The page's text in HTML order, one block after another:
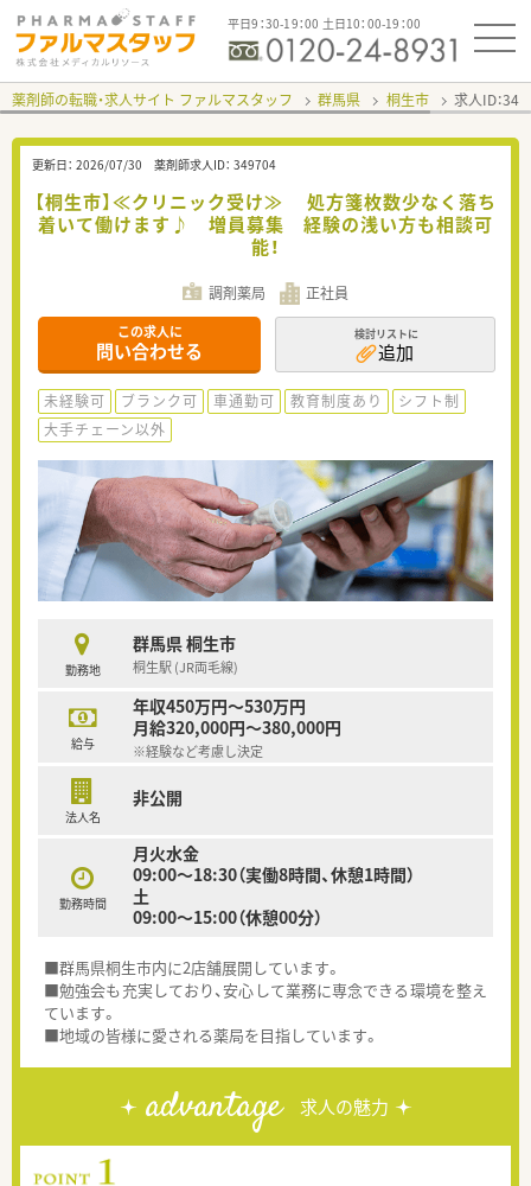
平日9：30-19：00 土日10：00-19：00
薬剤師の転職・求人サイト ファルマスタッフ 群馬県 桐生市 求人ID：
更新日： 2026/07/30 薬剤師求人ID： 349704
【桐生市】≪クリニック受け≫ 処方箋枚数少なく落ち
着いて働けます♪ 増員募集 経験の浅い方も相談可
能！
調剤薬局 正社員
この求人に
問い合わせる
検討リストに
追加
未経験可 ブランク可 車通勤可 教育制度あり
シフト制
大手チェーン以外
勤務地
群馬県 桐生市
桐生駅 (JR両毛線)
給与
年収450万円～530万円
月給320,000円～380,000円
※経験など考慮し決定
法人名
非公開
勤務時間
月火水金
09:00～18:30（実働8時間、休憩1時間）
土
09:00～15:00（休憩00分）
■群馬県桐生市内に2店舗展開しています。
■勉強会も充実しており、安心して業務に専念できる環境を整え
ています。
■地域の皆様に愛される薬局を目指しています。
advantage 求人の魅力